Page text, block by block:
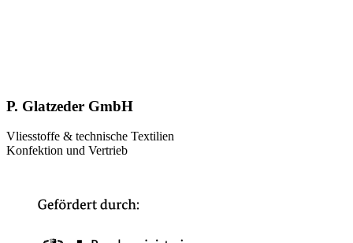
P. Glatzeder GmbH
Vliesstoffe & technische Textilien
Konfektion und Vertrieb